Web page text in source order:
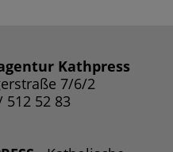
Kathpress
7/6/2
512 52 83